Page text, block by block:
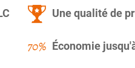
Une qualité de
Économie